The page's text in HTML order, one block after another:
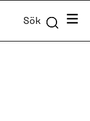
Sök Meny